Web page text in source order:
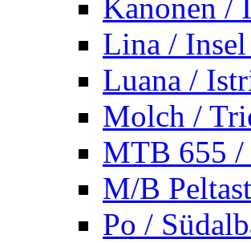
Kanonen /
Lina /
Luana /
Molch /
MTB 655 /
M/B
Po /